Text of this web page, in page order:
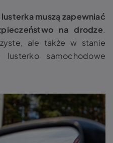
lusterka muszą zapewniać
na drodze.
ale także w stanie
lusterkosamochodowe